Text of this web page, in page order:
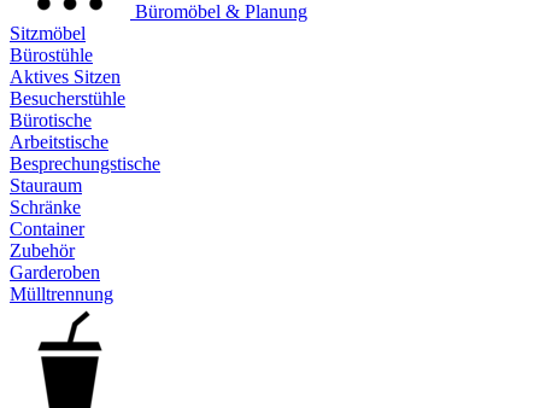
Büromöbel & Planung
Sitzmöbel
Bürostühle
Aktives Sitzen
Besucherstühle
Bürotische
Arbeitstische
Besprechungstische
Stauraum
Schränke
Container
Zubehör
Garderoben
Mülltrennung